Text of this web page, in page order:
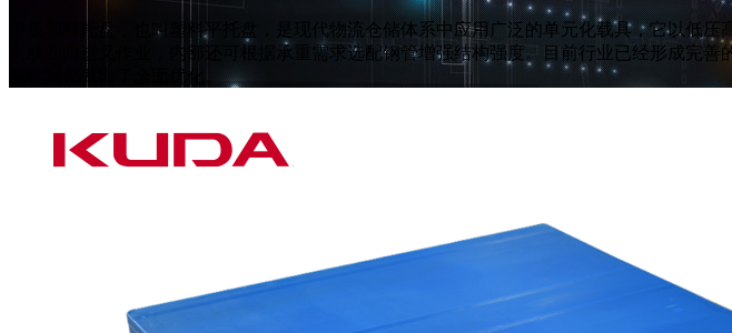
平板塑料托盘，也叫塑料平托盘，是现代物流仓储体系中应用广泛的单元化载具，它以低
向或四向进叉作业，内部还可根据承重需求选配钢管增强结构强度。目前行业已经形成完
能检测都做出了全面优化。